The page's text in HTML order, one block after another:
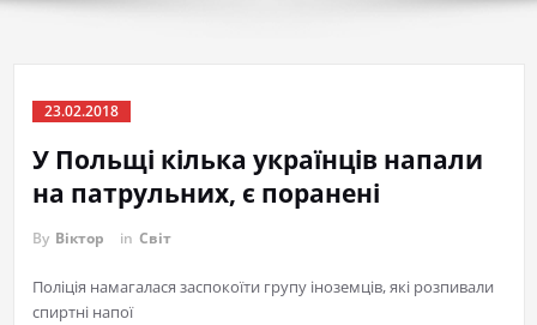
23.02.2018
У Польщі кілька українців напали
на патрульних, є поранені
By Віктор in Світ
Поліція намагалася заспокоїти групу іноземців, які розпивали
спиртні напої